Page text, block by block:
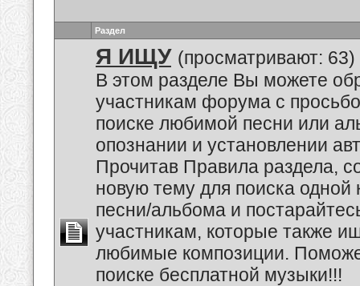
Раздел
Я ИЩУ (просматривают: 63)
В этом разделе Вы можете
участникам форума с
поиске любимой песни или
опознании и установлении
Прочитав Правила раздела,
новую тему для поиска одной
песни/альбома и
участникам, которые также
любимые композиции.
поиске бесплатной музыки!!!